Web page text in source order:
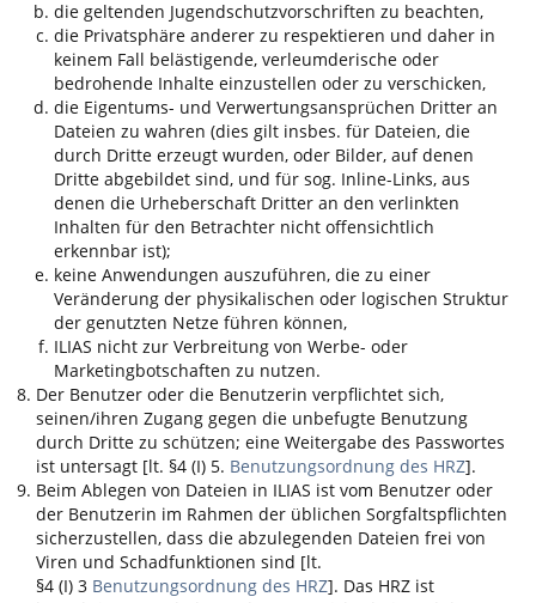
die geltenden Jugendschutzvorschriften zu beachten,
die Privatsphäre anderer zu respektieren und daher in
keinem Fall belästigende, verleumderische oder
bedrohende Inhalte einzustellen oder zu verschicken,
die Eigentums- und Verwertungsansprüchen Dritter an
Dateien zu wahren (dies gilt insbes. für Dateien, die
durch Dritte erzeugt wurden, oder Bilder, auf denen
Dritte abgebildet sind, und für sog. Inline-Links, aus
denen die Urheberschaft Dritter an den verlinkten
Inhalten für den Betrachter nicht offensichtlich
erkennbar ist);
keine Anwendungen auszuführen, die zu einer
Veränderung der physikalischen oder logischen Struktur
der genutzten Netze führen können,
ILIAS nicht zur Verbreitung von Werbe- oder
Marketingbotschaften zu nutzen.
Der Benutzer oder die Benutzerin verpflichtet sich,
seinen/ihren Zugang gegen die unbefugte Benutzung
durch Dritte zu schützen; eine Weitergabe des Passwortes
ist untersagt [lt. §4 (I) 5. Benutzungsordnung des HRZ].
Beim Ablegen von Dateien in ILIAS ist vom Benutzer oder
der Benutzerin im Rahmen der üblichen Sorgfaltspflichten
sicherzustellen, dass die abzulegenden Dateien frei von
Viren und Schadfunktionen sind [lt.
§4 (I) 3 Benutzungsordnung des HRZ]. Das HRZ ist